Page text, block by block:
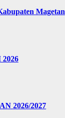
Magetan
2026/2027